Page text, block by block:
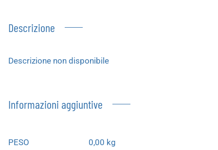
Descrizione
Descrizione non disponibile
Informazioni aggiuntive
PESO 0,00 kg